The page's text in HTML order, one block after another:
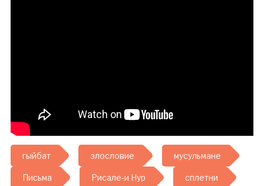
гыйбат злословие мусульмане
Письма Рисале-и Нур сплетни